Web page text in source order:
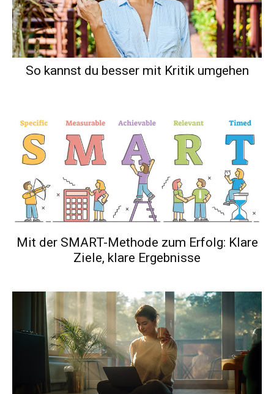
So kannst du besser mit Kritik umgehen
Mit der SMART-Methode zum Erfolg: Klare
Ziele, klare Ergebnisse